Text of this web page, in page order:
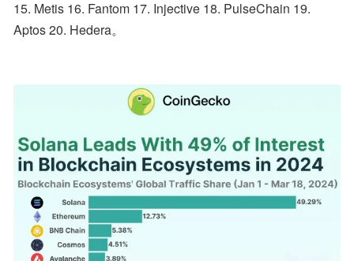
15. Metis 16. Fantom 17. Injective 18. PulseChain 19.
Aptos 20. Hedera。